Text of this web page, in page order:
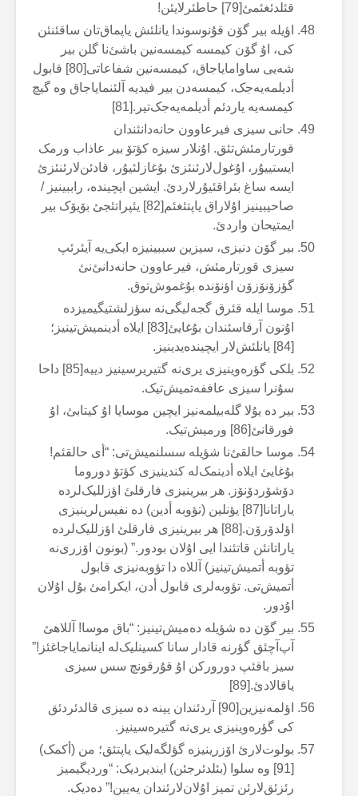
قئلدئغئمئ[79] حاطئرلایئن!
اؤیلە بیر گۆن قۇنوسوندا یانلئش یاپماق‌تان ساقئنئن
کی، اۇ گۆن کیمسە کیمسەنین باشئ‌نا گلن بیر
شەیی ساوامایاجاق، کیمسەنین شفاعاتی[80] قابول
أدیلمەیەجک، کیمسەدن بیر فیدیە آلئنمایاجاق وە گیچ
کیمسەیە یاردئم أدیلمەیەجک‌تیر.[81]
حانی سیزی فیرعاوون حانەدانئندان
قورتارمئش‌تئق. اۇنلار سیزە کؤتۆ بیر عاذاب ورمک
ایستییۇر، اۇغول‌لارئنئزئ بۇغازلئیۇر، قادئن‌لارئنئزئ
ایسە ساغ بئراقئیۇرلاردئ. ایشین ایچیندە، راببینیز /
صاحیبینیز اۇلاراق یاپتئغئم[82] یئپراتئجئ بۆیۆک بیر
ایمتیحان واردئ.
بیر گۆن دنیزی، سیزین سببینیزە ایکی‌یە آیئرئپ
سیزی قورتارمئش، فیرعاوون حانەدانئ‌نئ
گؤزۆنۆزۆن اؤنۆندە بۇغموش‌توق.
موسا ایلە قئرق گجەلیگی‌نە سؤزلشتیگیمیزدە
اۇنون آرقاسئندان بۇغایئ[83] ایلاە أدینمیش‌تینیز؛
[84] یانلئش‌لار ایچیندەیدینیز.
بلکی گؤرەوینیزی یری‌نە گتیریرسینیز دییە[85] داحا
سۇنرا سیزی عاففەتمیش‌تیک.
بیر دە یۇلا گلەبیلمەنیز ایچین موسایا اۇ کیتابئ، اۇ
فورقانئ[86] ورمیش‌تیک.
موسا حالقئ‌نا شؤیلە سسلنمیش‌تی: “أی حالقئم!
بۇغایئ ایلاە أدینمک‌لە کندینیزی کؤتۆ دوروما
دۆشۆردۆنۆز. هر بیرینیزی فارقلئ اؤزللیک‌لردە
یاراتانا[87] یؤنلین (تؤوبە أدین) دە نفیس‌لرینیزی
اؤلدۆرۆن.[88] هر بیرینیزی فارقلئ اؤزللیک‌لردە
یاراتانئن قاتئندا ایی اۇلان بودور.” (بونون اۆزری‌نە
تؤوبە أتمیش‌تینیز) آللاە دا تؤوبەنیزی قابول
أتمیش‌تی. تؤوبەلری قابول أدن، ایکرامئ بۇل اۇلان
اۇدور.
بیر گۆن دە شؤیلە دەمیش‌تینیز: “باق موسا! آللاهئ
آپ‌آچئق گؤرنە قادار سانا کسینلیک‌لە اینانمایاجاغئز!”
سیز باقئپ دورورکن اۇ قۇرقونچ سس سیزی
یاقالادئ.[89]
اؤلمەنیزین[90] آردئندان یینە دە سیزی قالدئردئق
کی گؤرەوینیزی یری‌نە گتیرەسینیز.
بولوت‌لارئ اۆزرینیزە گؤلگەلیک یاپتئق؛ من (أکمک)
[91] وە سلوا (بئلدئرجئن) ایندیردیک: “وردیگیمیز
رئزئق‌لارئن تمیز اۇلان‌لارئندان یەیین!” دەدیک.